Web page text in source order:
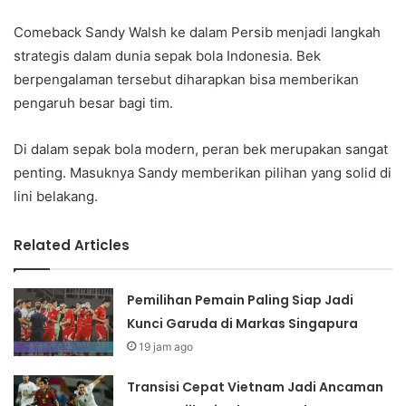
Comeback Sandy Walsh ke dalam Persib menjadi langkah
strategis dalam dunia sepak bola Indonesia. Bek
berpengalaman tersebut diharapkan bisa memberikan
pengaruh besar bagi tim.
Di dalam sepak bola modern, peran bek merupakan sangat
penting. Masuknya Sandy memberikan pilihan yang solid di
lini belakang.
Related Articles
Pemilihan Pemain Paling Siap Jadi
Kunci Garuda di Markas Singapura
19 jam ago
Transisi Cepat Vietnam Jadi Ancaman